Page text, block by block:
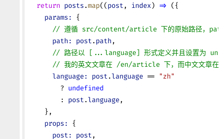
  return
posts .map((post , index) => ({
    params:
{
// 遵循 src/content/article 下的原始路径，
      path:
post .path ,
// 路径以 [...language] 形式定义并且设置为
// 我的英文文章在 /en/article 下，而中文文章
      language:
post .language == "zh"
        ?
undefined
        :
post .language,
    },
    props:
{
      post:
post ,